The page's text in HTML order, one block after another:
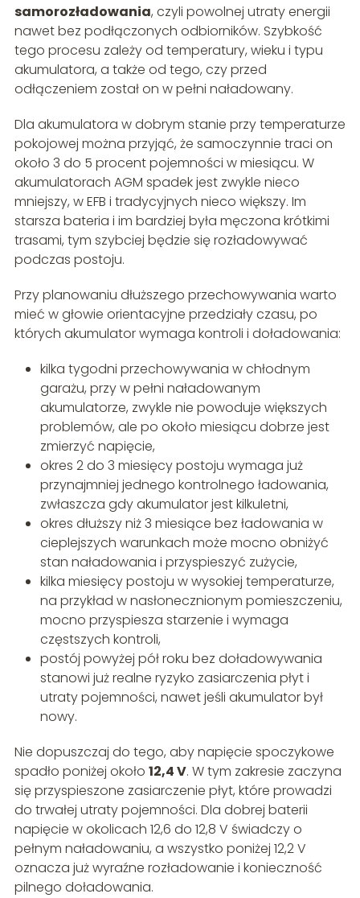
samorozładowania, czyli powolnej utraty energii
nawet bez podłączonych odbiorników. Szybkość
tego procesu zależy od temperatury, wieku i typu
akumulatora, a także od tego, czy przed
odłączeniem został on w pełni naładowany.
Dla akumulatora w dobrym stanie przy temperaturze
pokojowej można przyjąć, że samoczynnie traci on
około 3 do 5 procent pojemności w miesiącu. W
akumulatorach AGM spadek jest zwykle nieco
mniejszy, w EFB i tradycyjnych nieco większy. Im
starsza bateria i im bardziej była męczona krótkimi
trasami, tym szybciej będzie się rozładowywać
podczas postoju.
Przy planowaniu dłuższego przechowywania warto
mieć w głowie orientacyjne przedziały czasu, po
których akumulator wymaga kontroli i doładowania:
kilka tygodni przechowywania w chłodnym
garażu, przy w pełni naładowanym
akumulatorze, zwykle nie powoduje większych
problemów, ale po około miesiącu dobrze jest
zmierzyć napięcie,
okres 2 do 3 miesięcy postoju wymaga już
przynajmniej jednego kontrolnego ładowania,
zwłaszcza gdy akumulator jest kilkuletni,
okres dłuższy niż 3 miesiące bez ładowania w
cieplejszych warunkach może mocno obniżyć
stan naładowania i przyspieszyć zużycie,
kilka miesięcy postoju w wysokiej temperaturze,
na przykład w nasłonecznionym pomieszczeniu,
mocno przyspiesza starzenie i wymaga
częstszych kontroli,
postój powyżej pół roku bez doładowywania
stanowi już realne ryzyko zasiarczenia płyt i
utraty pojemności, nawet jeśli akumulator był
nowy.
Nie dopuszczaj do tego, aby napięcie spoczykowe
spadło poniżej około 12,4 V. W tym zakresie zaczyna
się przyspieszone zasiarczenie płyt, które prowadzi
do trwałej utraty pojemności. Dla dobrej baterii
napięcie w okolicach 12,6 do 12,8 V świadczy o
pełnym naładowaniu, a wszystko poniżej 12,2 V
oznacza już wyraźne rozładowanie i konieczność
pilnego doładowania.